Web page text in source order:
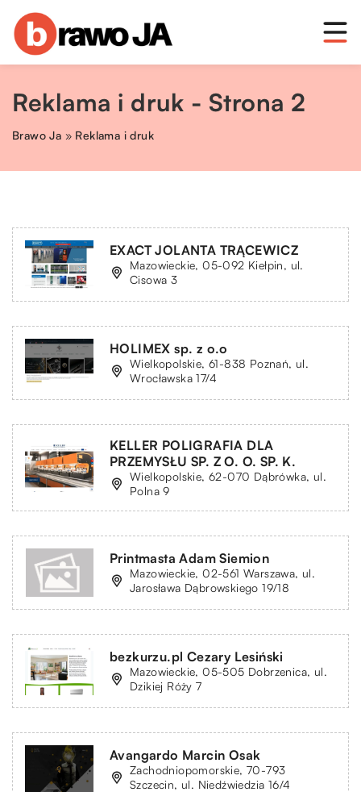
Reklama i druk - Strona 2
Brawo Ja » Reklama i druk
EXACT JOLANTA TRĄCEWICZ
Mazowieckie, 05-092 Kiełpin, ul.
Cisowa 3
HOLIMEX sp. z o.o
Wielkopolskie, 61-838 Poznań, ul.
Wrocławska 17/4
KELLER POLIGRAFIA DLA
PRZEMYSŁU SP. Z O. O. SP. K.
Wielkopolskie, 62-070 Dąbrówka, ul.
Polna 9
Printmasta Adam Siemion
Mazowieckie, 02-561 Warszawa, ul.
Jarosława Dąbrowskiego 19/18
bezkurzu.pl Cezary Lesiński
Mazowieckie, 05-505 Dobrzenica, ul.
Dzikiej Róży 7
Avangardo Marcin Osak
Zachodniopomorskie, 70-793
Szczecin, ul. Niedźwiedzia 16/4